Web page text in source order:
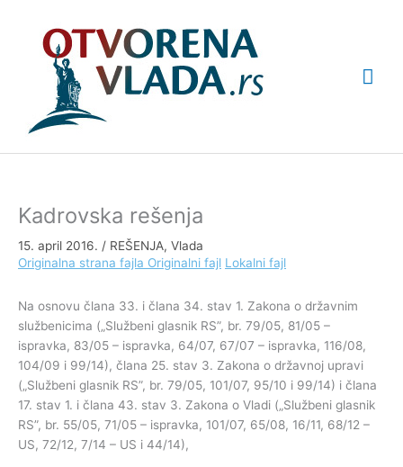
Kadrovska rešenja
15. april 2016. / REŠENJA, Vlada
Originalna strana fajla Originalni fajl Lokalni fajl
Na osnovu člana 33. i člana 34. stav 1. Zakona o državnim
službenicima („Službeni glasnik RS”, br. 79/05, 81/05 –
ispravka, 83/05 – ispravka, 64/07, 67/07 – ispravka, 116/08,
104/09 i 99/14), člana 25. stav 3. Zakona o državnoj upravi
(„Službeni glasnik RS”, br. 79/05, 101/07, 95/10 i 99/14) i člana
17. stav 1. i člana 43. stav 3. Zakona o Vladi („Službeni glasnik
RS”, br. 55/05, 71/05 – ispravka, 101/07, 65/08, 16/11, 68/12 –
US, 72/12, 7/14 – US i 44/14),